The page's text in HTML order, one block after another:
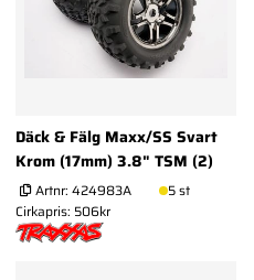
Däck & Fälg Maxx/SS Svart
Krom (17mm) 3.8" TSM (2)
Artnr: 424983A
5 st
Cirkapris: 506kr